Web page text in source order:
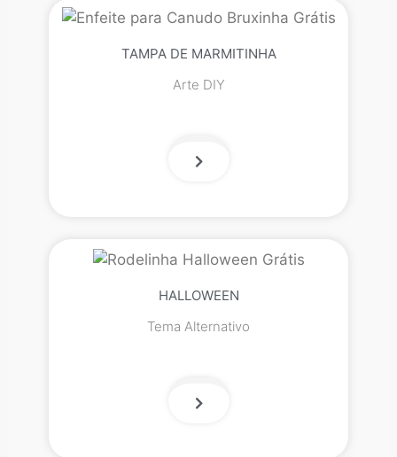
TAMPA DE MARMITINHA
Arte DIY
HALLOWEEN
Tema Alternativo